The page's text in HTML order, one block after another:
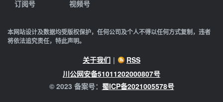
订阅号 视频号
本网站设计及数据均受版权保护，任何公司及个人不得以任何方式复制，违者
将依法追究责任，特此声明。
© 2023 备案号： 蜀ICP备2021005578号
川公网安备51011202000807号
关于我们 | RSS